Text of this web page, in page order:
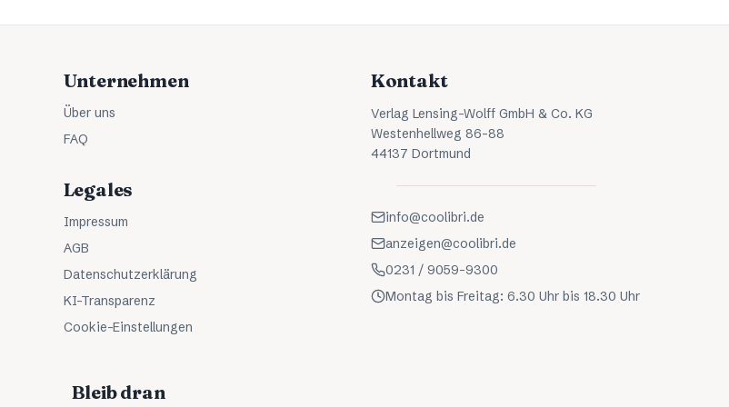
Unternehmen
Über uns
FAQ
Legales
Impressum
AGB
Datenschutzerklärung
KI-Transparenz
Cookie-Einstellungen
Kontakt
Verlag Lensing-Wolff GmbH & Co. KG
Westenhellweg 86-88
44137 Dortmund
info@coolibri.de
anzeigen@coolibri.de
0231 / 9059-9300
Montag bis Freitag: 6.30 Uhr bis 18.30 Uhr
Bleib dran